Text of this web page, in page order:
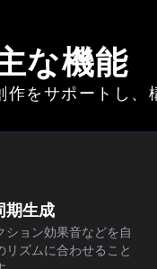
な機能
をサポートし、
期生成
ション効果音などを自
リズムに合わせること